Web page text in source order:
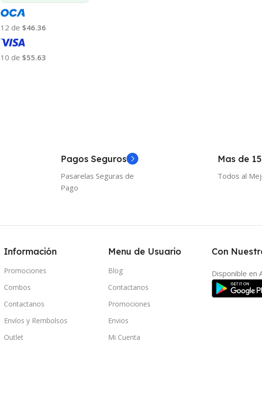
12 de $46.36
10 de $55.63
Pagos Seguros
Pasarelas Seguras de
Pago
Mas de
Todos al
Información
Promociones
Combos
Contactanos
Envíos y Rembolsos
Outlet
Menu de Usuario
Blog
Contactanos
Promociones
Envios
Mi Cuenta
Con
Disponible en